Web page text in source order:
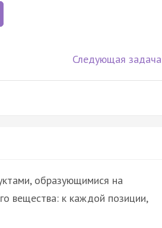
Следующая задача
образующимися на
вещества: к каждой позиции,